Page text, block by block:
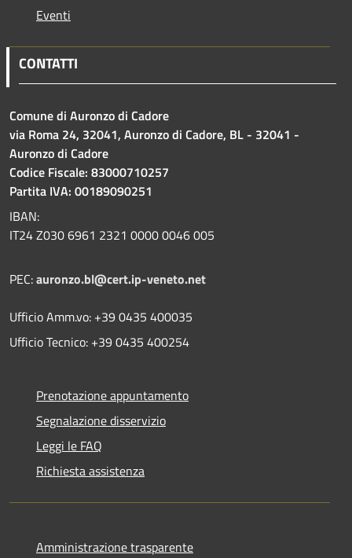
Eventi
CONTATTI
Comune di Auronzo di Cadore
via Roma 24, 32041, Auronzo di Cadore, BL - 32041 -
Auronzo di Cadore
Codice Fiscale: 83000710257
Partita IVA: 00189090251
IBAN:
IT24 Z030 6961 2321 0000 0046 005
PEC:auronzo.bl@cert.ip-veneto.net
Ufficio Amm.vo: +39 0435 400035
Ufficio Tecnico: +39 0435 400254
Prenotazione appuntamento
Segnalazione disservizio
Leggi le FAQ
Richiesta assistenza
Amministrazione trasparente